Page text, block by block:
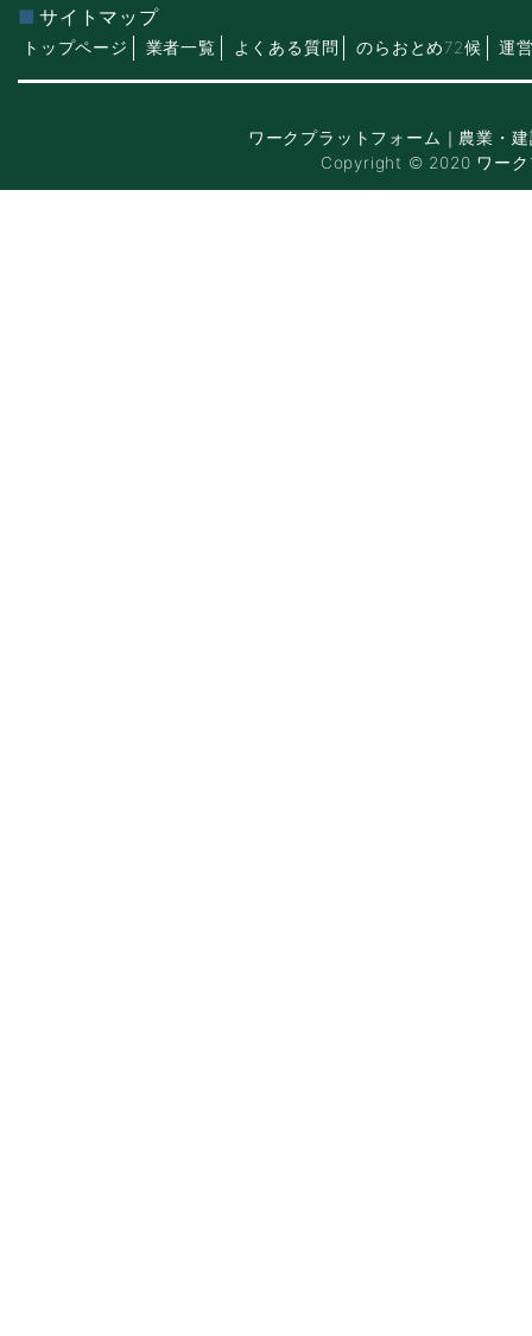
サイトマップ
トップページ 業者一覧 よくある質問 のらおとめ72候 運
ワークプラットフォーム｜農業・
Copyright © 2020 ワーク